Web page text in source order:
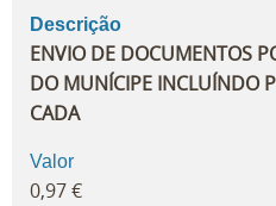
Descrição
ENVIO DE DOCUMENTOS
DO MUNÍCIPE INCLUÍNDO
CADA
Valor
0,97 €